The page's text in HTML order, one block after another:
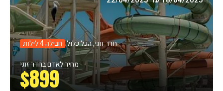
חדר זוגי, הכל כלול חבילה 4 לילות
מחיר לאדם בחדר זוגי
$899